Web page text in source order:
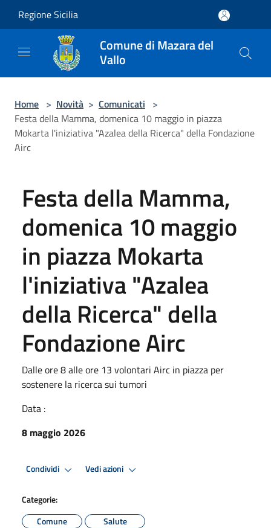
Regione Sicilia
Comune di Mazara del
Vallo
Home > Novità > Comunicati >
Festa della Mamma, domenica 10 maggio in piazza
Mokarta l'iniziativa "Azalea della Ricerca" della Fondazione
Airc
Festa della Mamma,
domenica 10 maggio
in piazza Mokarta
l'iniziativa "Azalea
della Ricerca" della
Fondazione Airc
Dalle ore 8 alle ore 13 volontari Airc in piazza per
sostenere la ricerca sui tumori
Data :
8 maggio 2026
Condividi Vedi azioni
Categorie:
Comune
Salute